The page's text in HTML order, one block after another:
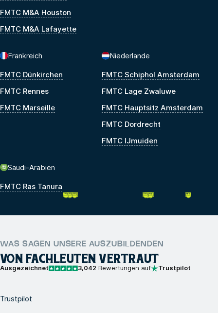
FMTC M&A Houston
FMTC M&A Lafayette
Frankreich
FMTC Dünkirchen
FMTC Rennes
FMTC Marseille
Niederlande
FMTC Schiphol Amsterdam
FMTC Lage Zwaluwe
FMTC Hauptsitz Amsterdam
FMTC Dordrecht
FMTC IJmuiden
Saudi-Arabien
FMTC Ras Tanura
WAS SAGEN UNSERE AUSZUBILDENDEN
VON FACHLEUTEN VERTRAUT
Ausgezeichnet 3,042 Bewertungen auf Trustpilot
Trustpilot